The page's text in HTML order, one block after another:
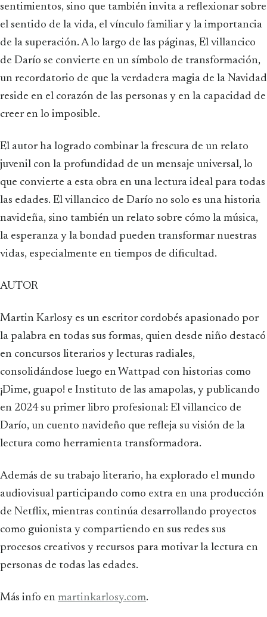
sentimientos, sino que también invita a reflexionar sobre
el sentido de la vida, el vínculo familiar y la importancia
de la superación. A lo largo de las páginas, El villancico
de Darío se convierte en un símbolo de transformación,
un recordatorio de que la verdadera magia de la Navidad
reside en el corazón de las personas y en la capacidad de
creer en lo imposible.
El autor ha logrado combinar la frescura de un relato
juvenil con la profundidad de un mensaje universal, lo
que convierte a esta obra en una lectura ideal para todas
las edades. El villancico de Darío no solo es una historia
navideña, sino también un relato sobre cómo la música,
la esperanza y la bondad pueden transformar nuestras
vidas, especialmente en tiempos de dificultad.
AUTOR
Martin Karlosy es un escritor cordobés apasionado por
la palabra en todas sus formas, quien desde niño destacó
en concursos literarios y lecturas radiales,
consolidándose luego en Wattpad con historias como
¡Dime, guapo! e Instituto de las amapolas, y publicando
en 2024 su primer libro profesional: El villancico de
Darío, un cuento navideño que refleja su visión de la
lectura como herramienta transformadora.
Además de su trabajo literario, ha explorado el mundo
audiovisual participando como extra en una producción
de Netflix, mientras continúa desarrollando proyectos
como guionista y compartiendo en sus redes sus
procesos creativos y recursos para motivar la lectura en
personas de todas las edades.
Más info en martinkarlosy.com.